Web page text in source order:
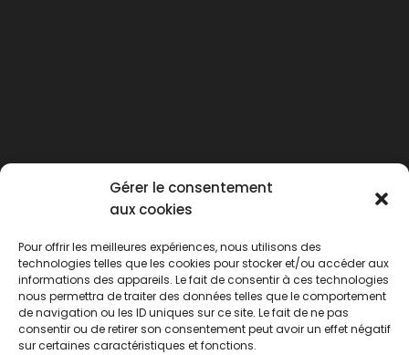
Gérer le consentement
aux cookies
Pour offrir les meilleures expériences, nous utilisons des
technologies telles que les cookies pour stocker et/ou accéder aux
informations des appareils. Le fait de consentir à ces technologies
nous permettra de traiter des données telles que le comportement
de navigation ou les ID uniques sur ce site. Le fait de ne pas
consentir ou de retirer son consentement peut avoir un effet négatif
sur certaines caractéristiques et fonctions.